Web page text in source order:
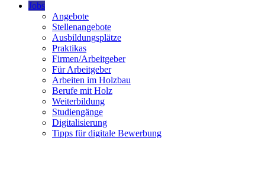
Jobs
Angebote
Stellenangebote
Ausbildungsplätze
Praktikas
Firmen/Arbeitgeber
Für Arbeitgeber
Arbeiten im Holzbau
Berufe mit Holz
Weiterbildung
Studiengänge
Digitalisierung
Tipps für digitale Bewerbung